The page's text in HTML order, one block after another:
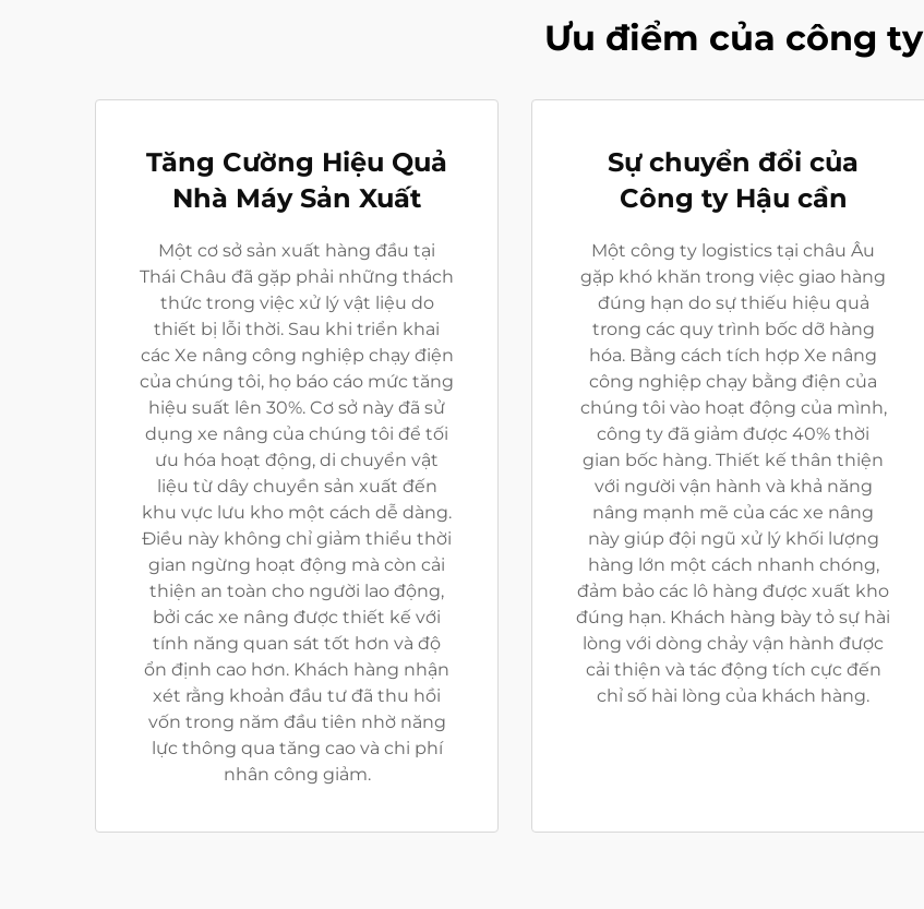
Ưu điểm của công ty
Tăng Cường Hiệu Quả
Nhà Máy Sản Xuất
Một cơ sở sản xuất hàng đầu tại
Thái Châu đã gặp phải những thách
thức trong việc xử lý vật liệu do
thiết bị lỗi thời. Sau khi triển khai
các Xe nâng công nghiệp chạy điện
của chúng tôi, họ báo cáo mức tăng
hiệu suất lên 30%. Cơ sở này đã sử
dụng xe nâng của chúng tôi để tối
ưu hóa hoạt động, di chuyển vật
liệu từ dây chuyền sản xuất đến
khu vực lưu kho một cách dễ dàng.
Điều này không chỉ giảm thiểu thời
gian ngừng hoạt động mà còn cải
thiện an toàn cho người lao động,
bởi các xe nâng được thiết kế với
tính năng quan sát tốt hơn và độ
ổn định cao hơn. Khách hàng nhận
xét rằng khoản đầu tư đã thu hồi
vốn trong năm đầu tiên nhờ năng
lực thông qua tăng cao và chi phí
nhân công giảm.
Sự chuyển đổi của
Công ty Hậu cần
Một công ty logistics tại châu Âu
gặp khó khăn trong việc giao hàng
đúng hạn do sự thiếu hiệu quả
trong các quy trình bốc dỡ hàng
hóa. Bằng cách tích hợp Xe nâng
công nghiệp chạy bằng điện của
chúng tôi vào hoạt động của mình,
công ty đã giảm được 40% thời
gian bốc hàng. Thiết kế thân thiện
với người vận hành và khả năng
nâng mạnh mẽ của các xe nâng
này giúp đội ngũ xử lý khối lượng
hàng lớn một cách nhanh chóng,
đảm bảo các lô hàng được xuất kho
đúng hạn. Khách hàng bày tỏ sự hài
lòng với dòng chảy vận hành được
cải thiện và tác động tích cực đến
chỉ số hài lòng của khách hàng.